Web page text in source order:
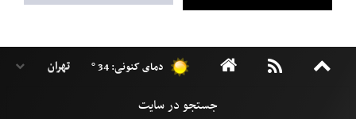
دمای کنونی: 34 °